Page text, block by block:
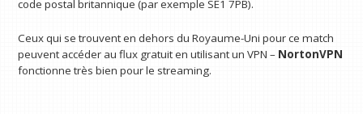
code postal britannique (par exemple SE1 7PB).
Ceux qui se trouvent en dehors du Royaume-Uni pour ce match
peuvent accéder au flux gratuit en utilisant un VPN – NortonVPN
fonctionne très bien pour le streaming.